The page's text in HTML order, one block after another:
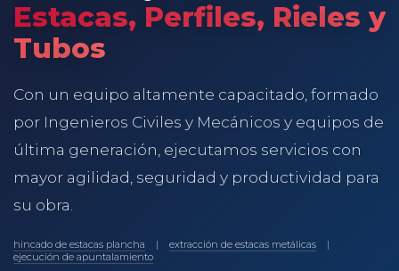
Estacas, Perfiles, Rieles y
Tubos
Con un equipo altamente capacitado, formado
por Ingenieros Civiles y Mecánicos y equipos de
última generación, ejecutamos servicios con
mayor agilidad, seguridad y productividad para
su obra.
hincado de estacas plancha | extracción de estacas metálicas |
ejecución de apuntalamiento